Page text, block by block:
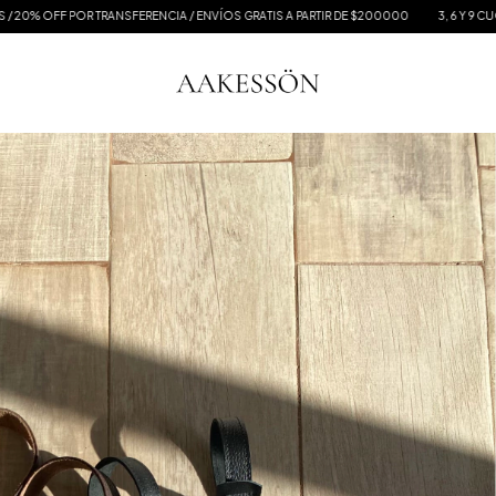
/ ENVÍOS GRATIS A PARTIR DE $200000 3, 6 Y 9 CUOTAS SIN